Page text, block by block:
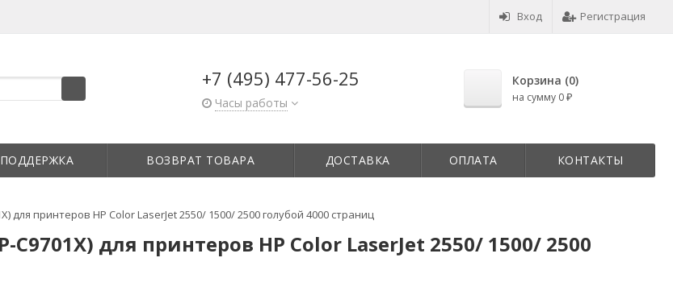
Вход Регистрация
+7 (495) 477-56-25
Часы работы
Корзина (0)
на сумму 0 ₽
ПОДДЕРЖКА ВОЗВРАТ ТОВАРА ДОСТАВКА ОПЛАТА КОНТАКТЫ
для принтеров HP Color LaserJet 2550/ 1500/ 2500 голубой 4000 страниц
для принтеров HP Color LaserJet 2550/ 1500/ 2500